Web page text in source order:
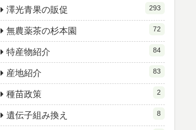
澤光青果の販促 293
無農薬茶の杉本園 72
特産物紹介 84
産地紹介 83
種苗政策 2
遺伝子組み換え 8